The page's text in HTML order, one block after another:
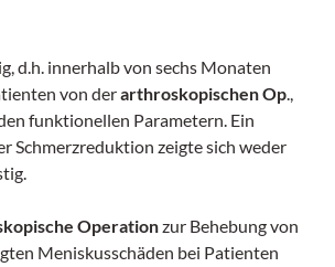
d.h. innerhalb von sechs Monaten
von derarthroskopischen Op.,
funktionellen Parametern. Ein
Schmerzreduk­tion zeigte sich weder
Opera­tionzur Behebung von
Meniskusschäden bei Patienten